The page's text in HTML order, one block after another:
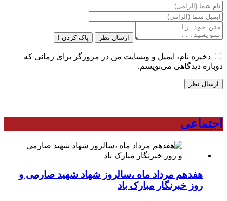
ارسال نظر پاک کردن !
ذخیره نام، ایمیل و وبسایت من در مرورگر برای زمانی که
دوباره دیدگاهی می‌نویسم.
اجتماعی
هفدهم مرداد ماه ،سالروز شهاد شهید صارمی و
روز خبرنگار مبارک باد